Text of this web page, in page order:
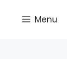
Menu